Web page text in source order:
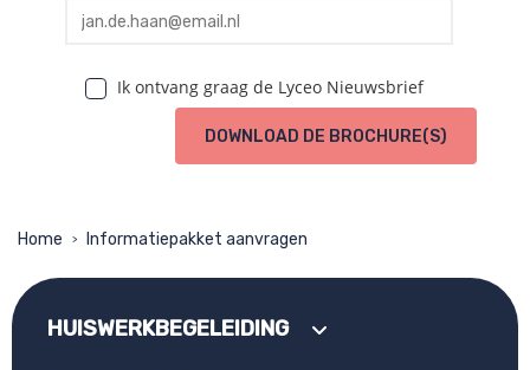
profile email
Ik ontvang graag de Lyceo Nieuwsbrief
DOWNLOAD DE BROCHURE(S)
Home > Informatiepakket aanvragen
HUISWERKBEGELEIDING